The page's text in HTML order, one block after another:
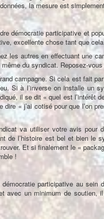
la mesure est
démocratie participative et
excellente chose tant que
les autres en effectuant une
du syndicat. Reposez-
campagne. Si cela est fait
Si à l’inverse on installe
il se dit « quel est l’intérêt
« j’ai cotisé pour que l’on
va utiliser votre avis pour
de l’histoire est bel et bien
Et si finalement le «
!
participative au
avec un minimum de